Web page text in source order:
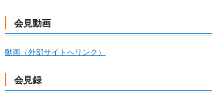
会見動画
動画（外部サイトへリンク）
会見録